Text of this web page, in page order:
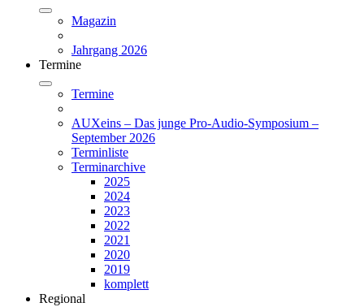
Magazin
Jahrgang 2026
Termine
Termine
AUXeins – Das junge Pro-Audio-Symposium –
September 2026
Terminliste
Terminarchive
2025
2024
2023
2022
2021
2020
2019
komplett
Regional